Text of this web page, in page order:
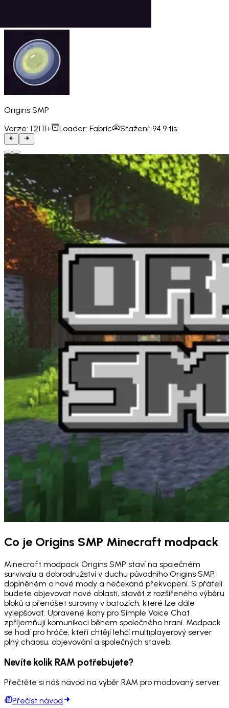
Origins SMP
Verze: 1.21.11+ Loader: Fabric Stažení: 94.9 tis.
Co je Origins SMP Minecraft modpack
Minecraft modpack Origins SMP staví na společném
survivalu a dobrodružství v duchu původního Origins SMP,
doplněném o nové mody a nečekaná překvapení. S přáteli
budete objevovat nové oblasti, stavět z rozšířeného výběru
bloků a přenášet suroviny v batozích, které lze dále
vylepšovat. Upravené ikony pro Simple Voice Chat
zpříjemňují komunikaci během společného hraní. Modpack
se hodí pro hráče, kteří chtějí lehčí multiplayerový server
plný chaosu, objevování a společných staveb.
Nevíte kolik RAM potřebujete?
Přečtěte si náš návod na výběr RAM pro modovaný server.
Přečíst návod